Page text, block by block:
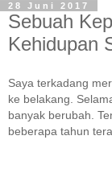
28 Juni 2017
Sebuah
Kehidupan
Saya terkadang
ke belakang.
banyak berubah.
beberapa tahun